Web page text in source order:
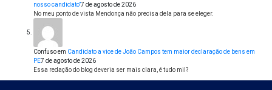
nosso candidato”7 de agosto de 2026
No meu ponto de vista Mendonça não precisa dela para se eleger.
Confusoem Candidato a vice de João Campos tem maior declaração de bens em
PE7 de agosto de 2026
Essa redação do blog deveria ser mais clara, é tudo mil?